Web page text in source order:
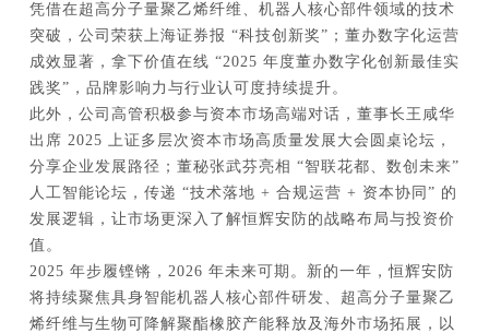
凭借在超高分子量聚乙烯纤维、机器人核心部件领域的技术
突破，公司荣获上海证券报 “科技创新奖”；董办数字化运营
成效显著，拿下价值在线 “2025 年度董办数字化创新最佳实
践奖”，品牌影响力与行业认可度持续提升。
此外，公司高管积极参与资本市场高端对话，董事长王咸华
出席 2025 上证多层次资本市场高质量发展大会圆桌论坛，
分享企业发展路径；董秘张武芬亮相 “智联花都、数创未来”
人工智能论坛，传递 “技术落地 + 合规运营 + 资本协同” 的
发展逻辑，让市场更深入了解恒辉安防的战略布局与投资价
值。
2025 年步履铿锵，2026 年未来可期。新的一年，恒辉安防
将持续聚焦具身智能机器人核心部件研发、超高分子量聚乙
烯纤维与生物可降解聚酯橡胶产能释放及海外市场拓展，以